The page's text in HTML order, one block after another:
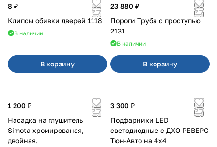
8 ₽
Клипсы обивки дверей 1118
В наличии
В корзину
23 880 ₽
Пороги Труба с проступью
2131
В наличии
В корзину
1 200 ₽
Насадка на глушитель
Simota хромированая,
двойная.
3 300 ₽
Подфарники LED
светодиодные с ДХО РЕВЕРС
Тюн-Авто на 4x4